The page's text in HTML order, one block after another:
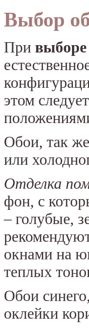
Выбор
При
этом
Обои, так
или
Отделка
фон, с
– голубые,
окнами на
теплых
Обои
оклейки